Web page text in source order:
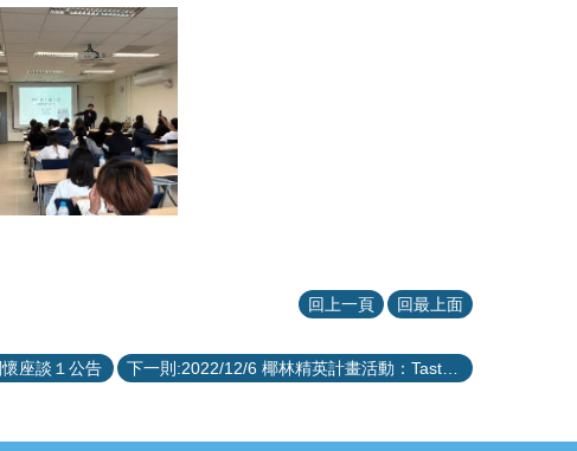
回上一頁 回最上面
座談１公告